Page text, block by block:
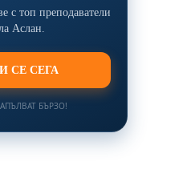
с топ преподаватели
Аслан.
СЕ СЕГА
БЪРЗО!